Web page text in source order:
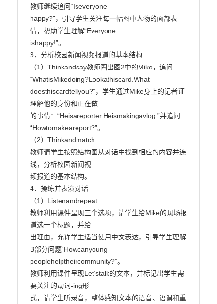
教师继续追问“Iseveryone
happy?”，引导学生关注每一幅图中人物的面部表
情，帮助学生理解“Everyone
ishappy!”。
3．分析校园新闻视频报道的基本结构
（1）Thinkandsay教师圈出图2中的Mike，追问
“WhatisMikedoing?Lookathiscard.What
doesthiscardtellyou?”，学生通过Mike身上的记者证
理解他的身份和正在做
的事情：“Heisareporter.Heismakingavlog.”并追问
“Howtomakeareport?”。
（2）Thinkandmatch
教师请学生按照结构图从对话中找到相应的内容并连
线，分析校园新闻视
频报道的基本结构。
4．操练并表演对话
（1）Listenandrepeat
教师利用课件呈现三个选项，请学生给Mike的现场报
道选一个标题，并给
出理由，允许学生适当使用中文表达，引导学生理解
B部分问题“Howcanyoung
peoplehelptheircommunity?”。
教师利用课件呈现Let’stalk的文本，并标记出学生需
要关注的动词-ing形
式，请学生听录音，整体感知文本的语音、语调和重